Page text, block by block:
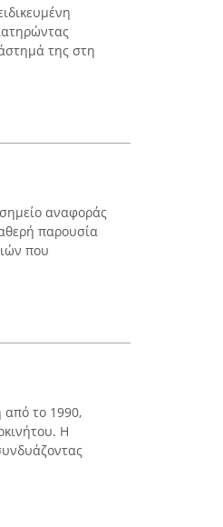
της στη
αναφοράς
παρουσία
που
από το 1990,
Η